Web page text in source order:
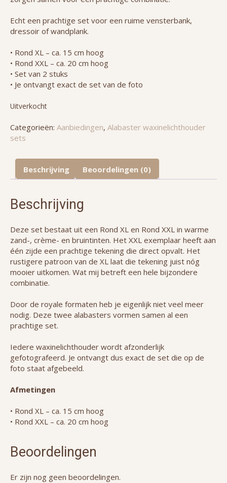
Echt een prachtige set voor een ruime vensterbank,
dressoir of wandplank.
• Rond XL – ca. 15 cm hoog
• Rond XXL – ca. 20 cm hoog
• Set van 2 stuks
• Je ontvangt exact de set van de foto
Uitverkocht
Categorieën: Aanbiedingen, Alabaster waxinelichthouder
sets
Beschrijving Beoordelingen (0)
Beschrijving
Deze set bestaat uit een Rond XL en Rond XXL in warme
zand-, crème- en bruintinten. Het XXL exemplaar heeft aan
één zijde een prachtige tekening die direct opvalt. Het
rustigere patroon van de XL laat die tekening juist nóg
mooier uitkomen. Wat mij betreft een hele bijzondere
combinatie.
Door de royale formaten heb je eigenlijk niet veel meer
nodig. Deze twee alabasters vormen samen al een
prachtige set.
Iedere waxinelichthouder wordt afzonderlijk
gefotografeerd. Je ontvangt dus exact de set die op de
foto staat afgebeeld.
Afmetingen
• Rond XL – ca. 15 cm hoog
• Rond XXL – ca. 20 cm hoog
Beoordelingen
Er zijn nog geen beoordelingen.